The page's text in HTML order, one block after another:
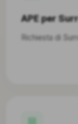
APE per
Richiesta di